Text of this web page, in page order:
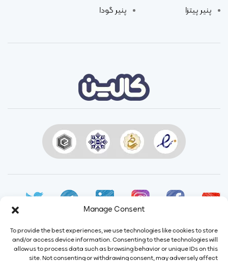
Manage Consent
To provide the best experiences, we use technologies like cookies to store
and/or access device information. Consenting to these technologies will
allow us to process data such as browsing behavior or unique IDs on this
site. Not consenting or withdrawing consent, may adversely affect
پنیر پیتزا
پنیر گودا